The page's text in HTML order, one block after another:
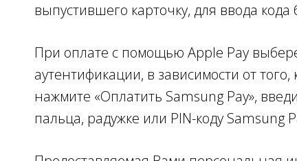
выпустившего карточку, для ввода кода
При оплате с помощью Apple Pay
аутентификации, в зависимости от
нажмите «Оплатить Samsung Pay»,
пальца, радужке или PIN-коду Samsung